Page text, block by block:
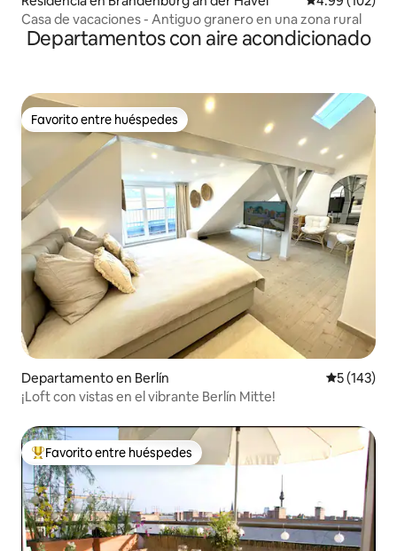
Casa de vacaciones - Antiguo granero en una zona rural
Departamentos con aire acondicionado
Favorito entre huéspedes
Favorito entre huéspedes
Departamento en Berlín
5 (143)
¡Loft con vistas en el vibrante Berlín Mitte!
De los mejores en Favorito entre huéspedes
Favorito entre huéspedes